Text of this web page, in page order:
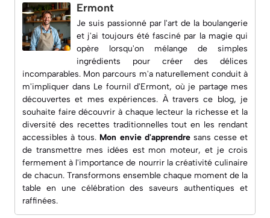
Ermont
Je suis passionné par l'art de la boulangerie
et j'ai toujours été fasciné par la magie qui
opère lorsqu'on mélange de simples
ingrédients pour créer des délices
incomparables. Mon parcours m'a naturellement conduit à
m'impliquer dans Le fournil d'Ermont, où je partage mes
découvertes et mes expériences. À travers ce blog, je
souhaite faire découvrir à chaque lecteur la richesse et la
diversité des recettes traditionnelles tout en les rendant
accessibles à tous. Mon envie d'apprendresans cesse et
de transmettre mes idées est mon moteur, et je crois
fermement à l'importance de nourrir la créativité culinaire
de chacun. Transformons ensemble chaque moment de la
table en une célébration des saveurs authentiques et
raffinées.